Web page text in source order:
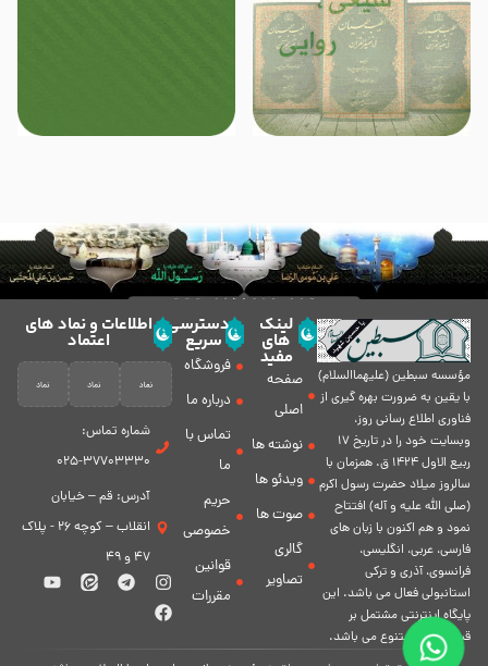
مؤسسه سبطين (عليهماالسلام)
با يقين به ضرورت بهره گیرى از
فناورى اطلاع رسانى روز،
وبسایت خود را در تاريخ 17
ربيع الاول 1424 ق. همزمان با
سالروز ميلاد حضرت رسول اكرم
(صلی الله علیه و آله) افتتاح
نمود و هم اكنون با زبان های
فارسی، عربى، انگلیسی،
فرانسوی، آذری و ترکی
استانبولی فعال مى باشد. اين
پايگاه اينترنتى مشتمل بر
قسمت هاى متنوع مى باشد.
لینک
های
مفید
صفحه
اصلی
نوشته ها
ویدئو ها
صوت ها
گالری
تصاویر
دسترسی
سریع
فروشگاه
درباره ما
تماس با
ما
حریم
خصوصی
قوانین
مقررات
اطلاعات و نماد های
اعتماد
شماره تماس:
37703330-025
آدرس: قم – خیابان
انقلاب – کوچه 26 - پلاک
47 و 49